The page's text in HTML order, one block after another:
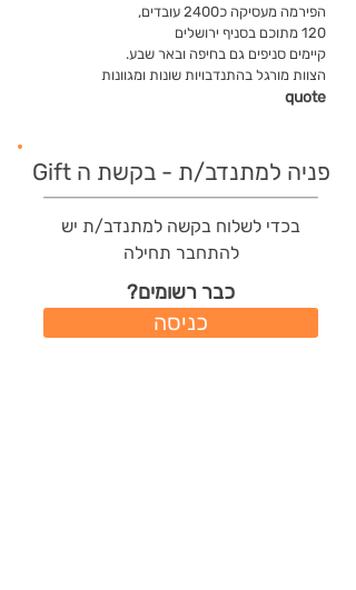
הפירמה מעסיקה כ2400 עובדים,
120 מתוכם בסניף ירושלים
קיימים סניפים גם בחיפה ובאר שבע.
הצוות מורגל בהתנדבויות שונות ומגוונות
quote
פניה למתנדב/ת - בקשת ה Gift
בכדי לשלוח בקשה למתנדב/ת יש
להתחבר תחילה
כבר רשומים?
כניסה